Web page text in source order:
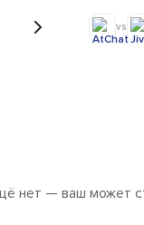
vs
нет — ваш может